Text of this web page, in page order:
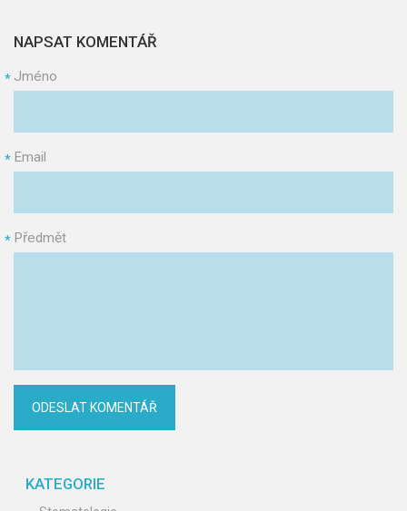
NAPSAT KOMENTÁŘ
Jméno
*
Email
*
Předmět
*
KATEGORIE